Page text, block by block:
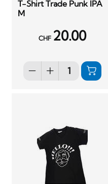
T-Shirt Trade Punk IPA
M
CHF 20.00